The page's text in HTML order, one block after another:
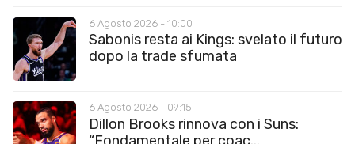
6 Agosto 2026 - 10:00
Sabonis resta ai Kings: svelato il futuro
dopo la trade sfumata
6 Agosto 2026 - 09:15
Dillon Brooks rinnova con i Suns:
“Fondamentale per coac...